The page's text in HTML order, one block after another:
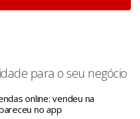
para o seu negócio
online: vendeu na
no app